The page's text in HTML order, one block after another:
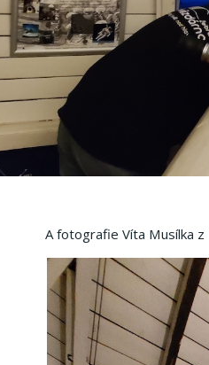
A fotografie Víta Musílka